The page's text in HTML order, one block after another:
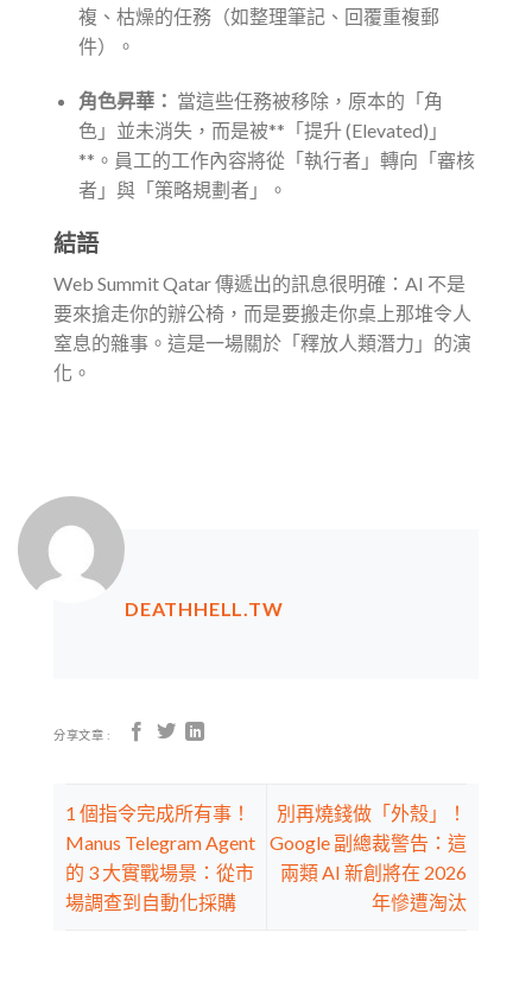
複、枯燥的任務（如整理筆記、回覆重複郵
件）。
角色昇華： 當這些任務被移除，原本的「角
色」並未消失，而是被**「提升 (Elevated)」
**。員工的工作內容將從「執行者」轉向「審核
者」與「策略規劃者」。
結語
Web Summit Qatar 傳遞出的訊息很明確：AI 不是
要來搶走你的辦公椅，而是要搬走你桌上那堆令人
窒息的雜事。這是一場關於「釋放人類潛力」的演
化。
DEATHHELL.TW
分享文章 :
1 個指令完成所有事！
Manus Telegram Agent
的 3 大實戰場景：從市
場調查到自動化採購
別再燒錢做「外殼」！
Google 副總裁警告：這
兩類 AI 新創將在 2026
年慘遭淘汰